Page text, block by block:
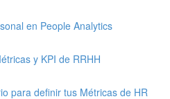
en People Analytics
y KPI de RRHH
para definir tus Métricas de HR